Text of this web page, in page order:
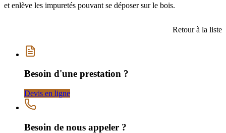
et enlève les impuretés pouvant se déposer sur le bois.
Retour à la liste
Besoin d'une prestation ?
Devis en ligne
Besoin de nous appeler ?